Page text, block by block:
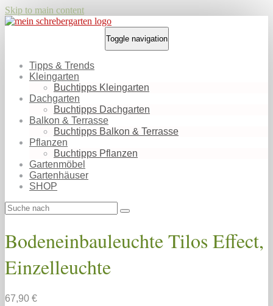
Skip to main content
Toggle navigation
Tipps & Trends
Kleingarten
Buchtipps Kleingarten
Dachgarten
Buchtipps Dachgarten
Balkon & Terrasse
Buchtipps Balkon & Terrasse
Pflanzen
Buchtipps Pflanzen
Gartenmöbel
Gartenhäuser
SHOP
Bodeneinbauleuchte Tilos Effect,
Einzelleuchte
67,90 €